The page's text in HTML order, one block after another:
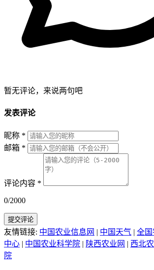
暂无评论，来说两句吧
发表评论
昵称 *
邮箱 *
评论内容 *
0/2000
提交评论
友情链接: 中国农业信息网 | 中国天气 | 全
中心 | 中国农业科学院 | 陕西农业网 | 西北
院